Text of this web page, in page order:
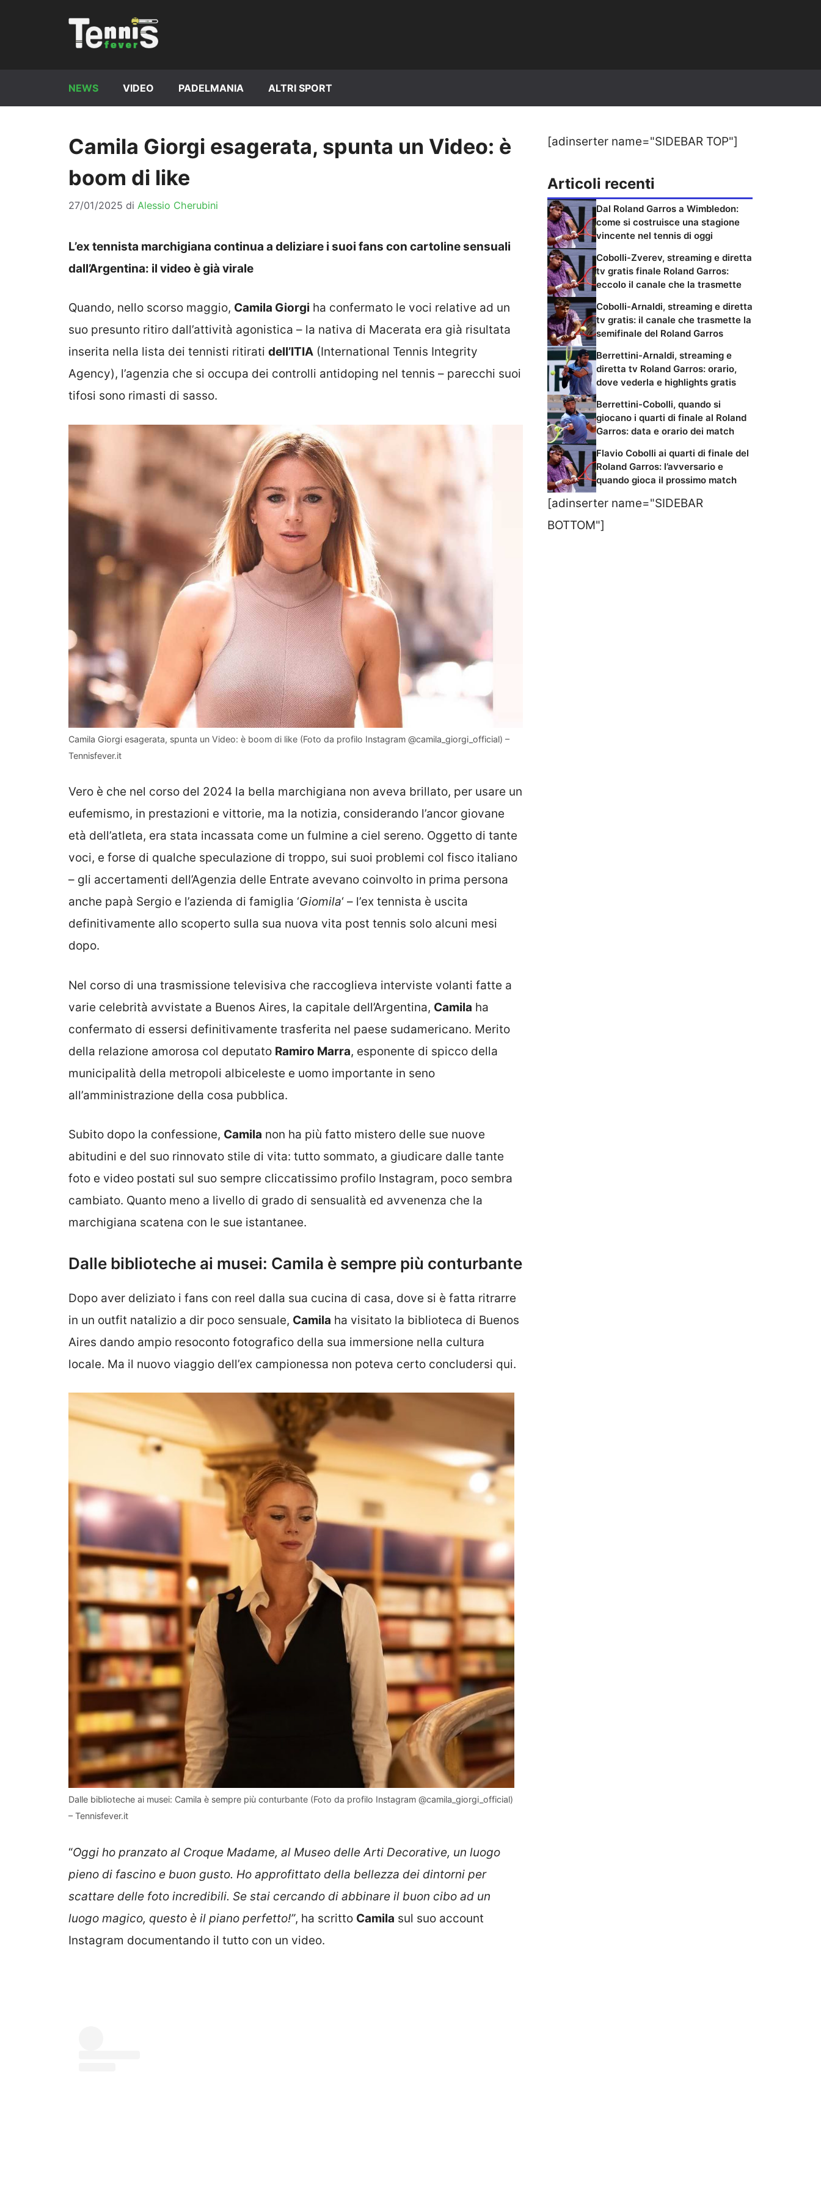
NEWS VIDEO PADELMANIA ALTRI SPORT
Camila Giorgi esagerata, spunta un Video: è
boom di like
27/01/2025 di Alessio Cherubini
L’ex tennista marchigiana continua a deliziare i suoi fans con cartoline sensuali
dall’Argentina: il video è già virale
Quando, nello scorso maggio, Camila Giorgi ha confermato le voci relative ad un
suo presunto ritiro dall’attività agonistica – la nativa di Macerata era già risultata
inserita nella lista dei tennisti ritirati dell’ITIA (International Tennis Integrity
Agency), l’agenzia che si occupa dei controlli antidoping nel tennis – parecchi suoi
tifosi sono rimasti di sasso.
Camila Giorgi esagerata, spunta un Video: è boom di like (Foto da profilo Instagram @camila_giorgi_official) –
Tennisfever.it
Vero è che nel corso del 2024 la bella marchigiana non aveva brillato, per usare un
eufemismo, in prestazioni e vittorie, ma la notizia, considerando l’ancor giovane
età dell’atleta, era stata incassata come un fulmine a ciel sereno. Oggetto di tante
voci, e forse di qualche speculazione di troppo, sui suoi problemi col fisco italiano
– gli accertamenti dell’Agenzia delle Entrate avevano coinvolto in prima persona
anche papà Sergio e l’azienda di famiglia ‘Giomila‘ – l’ex tennista è uscita
definitivamente allo scoperto sulla sua nuova vita post tennis solo alcuni mesi
dopo.
Nel corso di una trasmissione televisiva che raccoglieva interviste volanti fatte a
varie celebrità avvistate a Buenos Aires, la capitale dell’Argentina, Camila ha
confermato di essersi definitivamente trasferita nel paese sudamericano. Merito
della relazione amorosa col deputato Ramiro Marra, esponente di spicco della
municipalità della metropoli albiceleste e uomo importante in seno
all’amministrazione della cosa pubblica.
Subito dopo la confessione, Camila non ha più fatto mistero delle sue nuove
abitudini e del suo rinnovato stile di vita: tutto sommato, a giudicare dalle tante
foto e video postati sul suo sempre cliccatissimo profilo Instagram, poco sembra
cambiato. Quanto meno a livello di grado di sensualità ed avvenenza che la
marchigiana scatena con le sue istantanee.
Dalle biblioteche ai musei: Camila è sempre più conturbante
Dopo aver deliziato i fans con reel dalla sua cucina di casa, dove si è fatta ritrarre
in un outfit natalizio a dir poco sensuale, Camila ha visitato la biblioteca di Buenos
Aires dando ampio resoconto fotografico della sua immersione nella cultura
locale. Ma il nuovo viaggio dell’ex campionessa non poteva certo concludersi qui.
Dalle biblioteche ai musei: Camila è sempre più conturbante (Foto da profilo Instagram @camila_giorgi_official)
– Tennisfever.it
“Oggi ho pranzato al Croque Madame, al Museo delle Arti Decorative, un luogo
pieno di fascino e buon gusto. Ho approfittato della bellezza dei dintorni per
scattare delle foto incredibili. Se stai cercando di abbinare il buon cibo ad un
luogo magico, questo è il piano perfetto!”, ha scritto Camila sul suo account
Instagram documentando il tutto con un video.
[adinserter name="SIDEBAR TOP"]
Articoli recenti
Dal Roland Garros a Wimbledon:
come si costruisce una stagione
vincente nel tennis di oggi
Cobolli-Zverev, streaming e diretta
tv gratis finale Roland Garros:
eccolo il canale che la trasmette
Cobolli-Arnaldi, streaming e diretta
tv gratis: il canale che trasmette la
semifinale del Roland Garros
Berrettini-Arnaldi, streaming e
diretta tv Roland Garros: orario,
dove vederla e highlights gratis
Berrettini-Cobolli, quando si
giocano i quarti di finale al Roland
Garros: data e orario dei match
Flavio Cobolli ai quarti di finale del
Roland Garros: l’avversario e
quando gioca il prossimo match
[adinserter name="SIDEBAR
BOTTOM"]